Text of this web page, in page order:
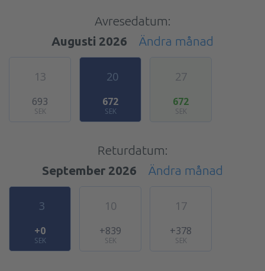
Avresedatum:
Augusti 2026
Ändra månad
13
693
SEK
20
672
SEK
27
672
SEK
Returdatum:
September 2026
Ändra månad
3
+0
SEK
10
+839
SEK
17
+378
SEK